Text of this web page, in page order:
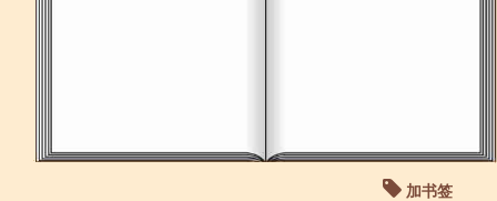
加书签